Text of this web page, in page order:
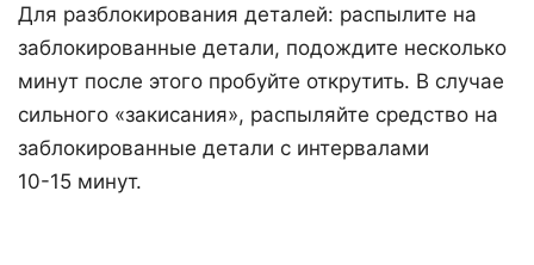
Для разблокирования деталей: распылите на
заблокированные детали, подождите несколько
минут после этого пробуйте открутить. В случае
сильного «закисания», распыляйте средство на
заблокированные детали с интервалами
10-15 минут.